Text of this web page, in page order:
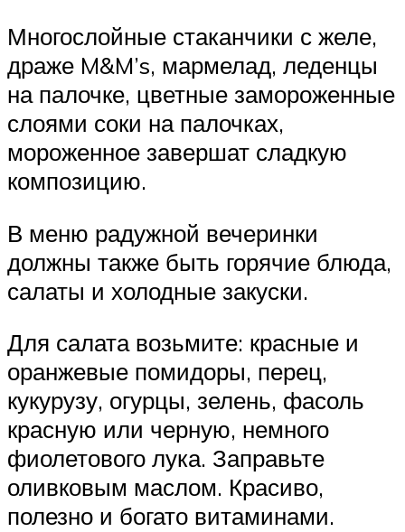
Многослойные стаканчики с желе,
драже M&M’s, мармелад, леденцы
на палочке, цветные замороженные
слоями соки на палочках,
мороженное завершат сладкую
композицию.
В меню радужной вечеринки
должны также быть горячие блюда,
салаты и холодные закуски.
Для салата возьмите: красные и
оранжевые помидоры, перец,
кукурузу, огурцы, зелень, фасоль
красную или черную, немного
фиолетового лука. Заправьте
оливковым маслом. Красиво,
полезно и богато витаминами.